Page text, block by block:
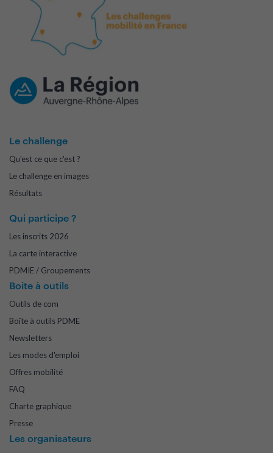
Le challenge
Qu'est ce que c'est ?
Le challenge en images
Résultats
Qui participe ?
Les inscrits 2026
La carte interactive
PDMIE / Groupements
Boite à outils
Outils de com
Boîte à outils PDME
Newsletters
Les modes d'emploi
Offres mobilité
FAQ
Charte graphique
Presse
Les organisateurs